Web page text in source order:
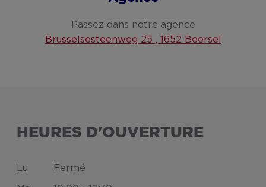
Passez dans notre agence
Brusselsesteenweg 25 , 1652 Beersel
HEURES D'OUVERTURE
Lu Fermé